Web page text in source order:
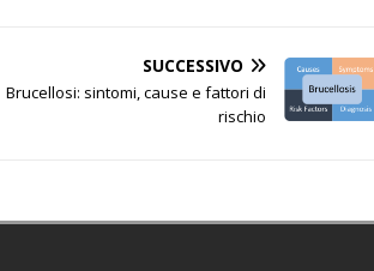
SUCCESSIVO
Brucellosi: sintomi, cause e fattori di
rischio